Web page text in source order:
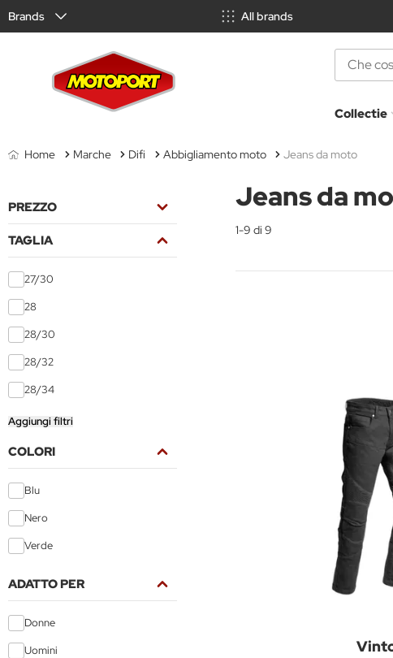
Brands All brands
Collectie
Home Marche Difi Abbigliamento moto Jeans da moto
PREZZO
TAGLIA
27/30
28
28/30
28/32
28/34
Aggiungi filtri
COLORI
Blu
Nero
Verde
ADATTO PER
Donne
Uomini
Jeans da
1-9 di 9